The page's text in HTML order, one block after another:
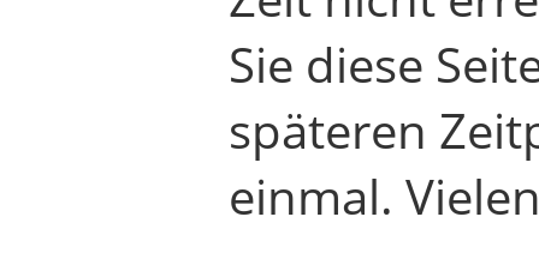
Sie diese
späteren
einmal.